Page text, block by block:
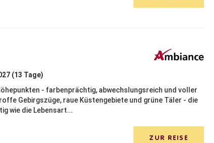
(13 Tage)
- farbenprächtig, abwechslungsreich und voller
Gebirgszüge, raue Küstengebiete und grüne Täler - die
wie die Lebensart...
ZUR REISE